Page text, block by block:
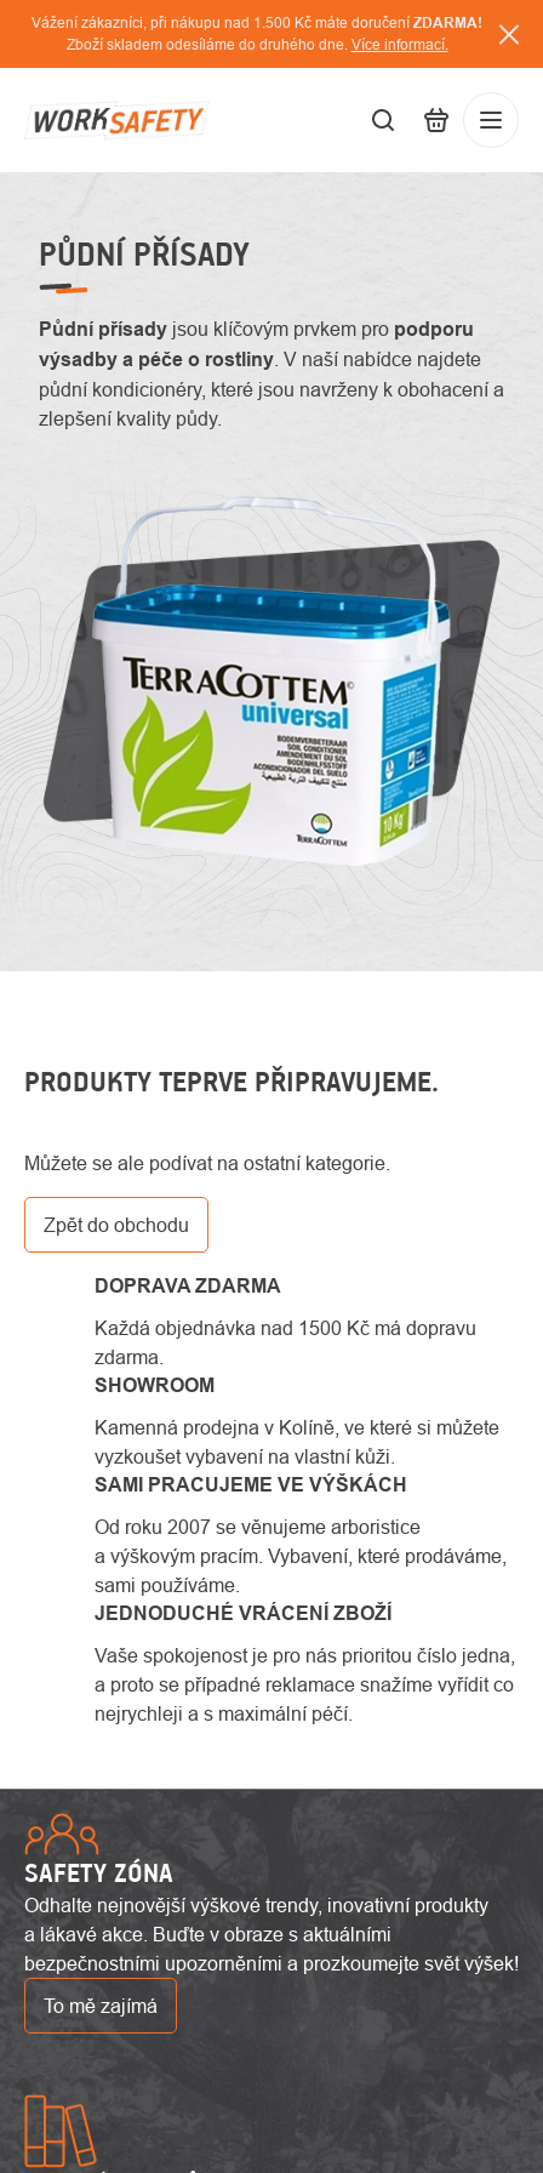
Přejít
obsah
Vážení zákazníci, při nákupu nad 1.500 Kč máte doručení ZDARMA!
Zboží skladem odesíláme do druhého dne. Více informací.
PŮDNÍ PŘÍSADY
Půdní přísady jsou klíčovým prvkem pro podporu
výsadby a péče o rostliny . V naší nabídce najdete
půdní kondicionéry, které jsou navrženy k obohacení a
zlepšení kvality půdy.
PRODUKTY TEPRVE PŘIPRAVUJEME.
Můžete se ale podívat na ostatní kategorie.
Zpět do obchodu
DOPRAVA ZDARMA
Každá objednávka nad 1500 Kč má dopravu
zdarma.
SHOWROOM
Kamenná prodejna v Kolíně, ve které si můžete
vyzkoušet vybavení na vlastní kůži.
SAMI PRACUJEME VE VÝŠKÁCH
Od roku 2007 se věnujeme arboristice
a výškovým pracím. Vybavení, které prodáváme,
sami používáme.
JEDNODUCHÉ VRÁCENÍ ZBOŽÍ
Vaše spokojenost je pro nás prioritou číslo jedna,
a proto se případné reklamace snažíme vyřídit co
nejrychleji a s maximální péčí.
SAFETY ZÓNA
Odhalte nejnovější výškové trendy, inovativní produkty
a lákavé akce. Buďte v obraze s aktuálními
bezpečnostními upozorněními a prozkoumejte svět výšek!
To mě zajímá